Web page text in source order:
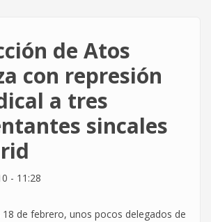
de Atos
con represión
a tres
sincales
- 11:28
18 de febrero, unos pocos delegados de